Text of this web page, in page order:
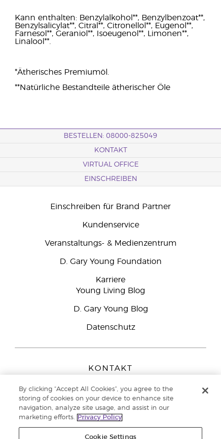
Kann enthalten: Benzylalkohol**, Benzylbenzoat**,
Benzylsalicylat**, Citral**, Citronellol**, Eugenol**,
Farnesol**, Geraniol**, Isoeugenol**, Limonen**,
Linalool**.
*Ätherisches Premiumöl.
**Natürliche Bestandteile ätherischer Öle
BESTELLEN: 08000-825049
KONTAKT
VIRTUAL OFFICE
EINSCHREIBEN
Einschreiben für Brand Partner
Kundenservice
Veranstaltungs- & Medienzentrum
D. Gary Young Foundation
Karriere
Young Living Blog
D. Gary Young Blog
Datenschutz
KONTAKT
Peizerweg 97
9727 AJ Groningen
Netherlands
Kundenservice:08000-825049
By clicking “Accept All Cookies”, you agree to the
storing of cookies on your device to enhance site
navigation, analyze site usage, and assist in our
marketing efforts.
Privacy Policy
Cookie Settings